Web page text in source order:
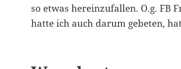
so etwas hereinzufallen. O.g. FB
hatte ich auch darum gebeten,